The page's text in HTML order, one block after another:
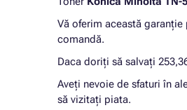
Vă oferim această
comandă.
Daca doriți să salvați
Aveți nevoie de sfaturi în
să vizitați piata.